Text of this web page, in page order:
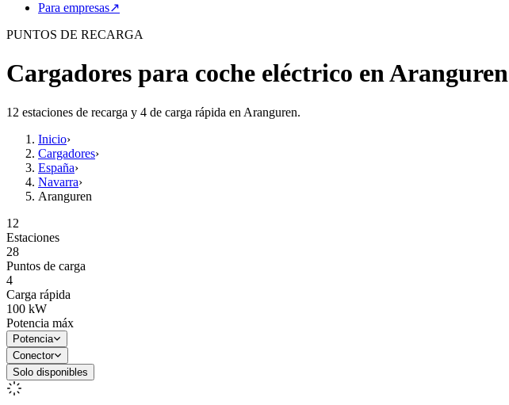
Para empresas↗
PUNTOS DE RECARGA
Cargadores para coche eléctrico en Aranguren
12 estaciones de recarga y 4 de carga rápida en Aranguren.
Inicio›
Cargadores›
España›
Navarra›
Aranguren
12
Estaciones
28
Puntos de carga
4
Carga rápida
100 kW
Potencia máx
Potencia
Conector
Solo disponibles